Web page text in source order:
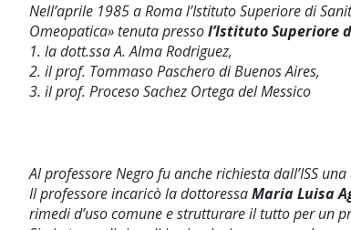
Nell’aprile 1985 a Roma l’Istituto Superiore di
Omeopatica» tenuta pressol’Istituto Superiore
1. la dott.ssa A. Alma Rodriguez,
2. il prof. Tommaso Paschero di Buenos Aires,
3. il prof. Proceso Sachez Ortega del Messico
Al professore Negro fu anche richiesta dall’ISS
Il professore incaricò la dottoressaMaria Luisa
rimedi d’uso comune e strutturare il tutto per un